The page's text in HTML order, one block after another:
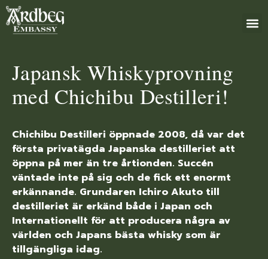
Japansk Whiskyprovning
med Chichibu Destilleri!
Chichibu Destilleri öppnade 2008, då var det
första privatägda Japanska destilleriet att
öppna på mer än tre årtionden. Succén
väntade inte på sig och de fick ett enormt
erkännande. Grundaren Ichiro Akuto till
destilleriet är erkänd både i Japan och
Internationellt för att producera några av
världen och Japans bästa whisky som är
tillgängliga idag.